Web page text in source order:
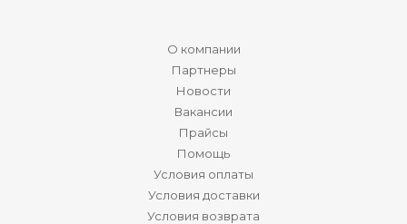
О компании
Партнеры
Новости
Вакансии
Прайсы
Помощь
Условия оплаты
Условия доставки
Условия возврата